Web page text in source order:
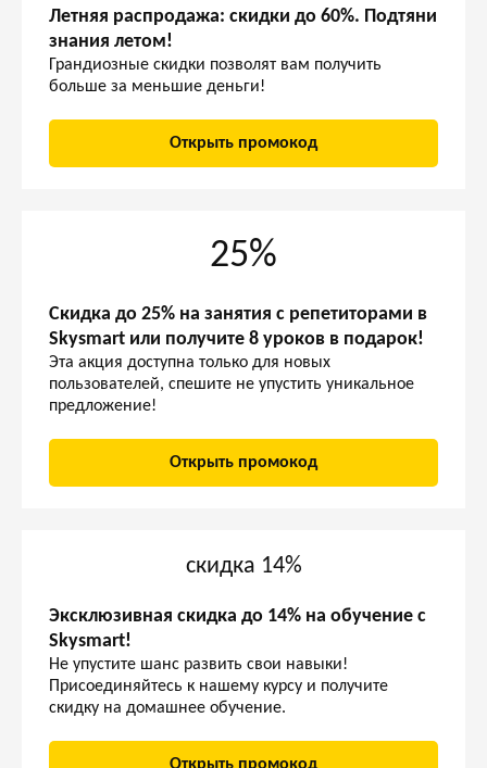
Летняя распродажа: скидки до 60%. Подтяни
знания летом!
Грандиозные скидки позволят вам получить
больше за меньшие деньги!
Открыть промокод
25%
Скидка до 25% на занятия с репетиторами в
Skysmart или получите 8 уроков в подарок!
Эта акция доступна только для новых
пользователей, спешите не упустить уникальное
предложение!
Открыть промокод
скидка 14%
Эксклюзивная скидка до 14% на обучение с
Skysmart!
Не упустите шанс развить свои навыки!
Присоединяйтесь к нашему курсу и получите
скидку на домашнее обучение.